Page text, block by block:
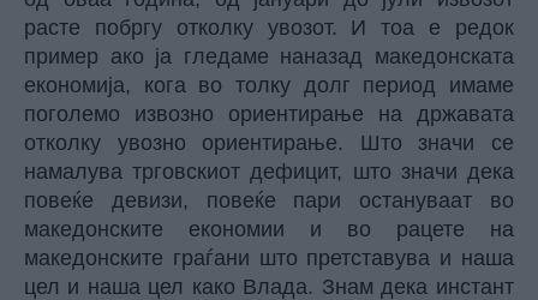
расте побргу отколку увозот. И тоа е редок
пример ако ја гледаме наназад македонската
економија, кога во толку долг период имаме
поголемо извозно ориентирање на државата
отколку увозно ориентирање. Што значи се
намалува трговскиот дефицит, што значи дека
повеќе девизи, повеќе пари остануваат во
македонските економии и во рацете на
македонските граѓани што претставува и наша
цел и наша цел како Влада. Знам дека инстант